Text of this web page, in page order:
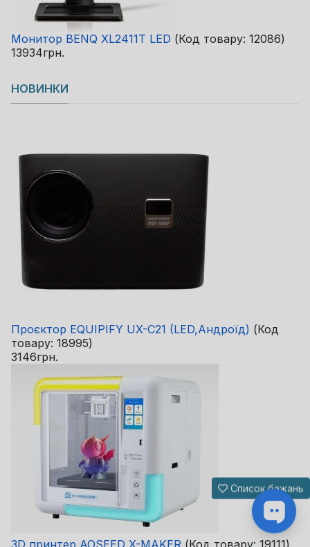
Монитор BENQ XL2411T LED (Код товару: 12086)
13934грн.
НОВИНКИ
Проєктор EQUIPIFY UX-C21 (LED,Андроїд) (Код
товару: 18995)
3146грн.
3D принтер AOSEED X-MAKER (Код товару: 19111)
Список бажань